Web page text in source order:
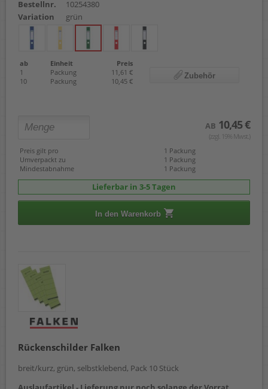
Bestellnr.
10254380
Variation
grün
ab Einheit
Preis
1
Packung
11,61 €
10
Packung 10,45 €
Zubehör
AB 10,45 €
(zzgl. 19% Mwst.)
Preis gilt pro
1 Packung
Umverpackt zu
1 Packung
Mindestabnahme
1 Packung
Lieferbar in 3-5 Tagen
In den Warenkorb
Rückenschilder Falken
breit/kurz, grün, selbstklebend, Pack 10 Stück